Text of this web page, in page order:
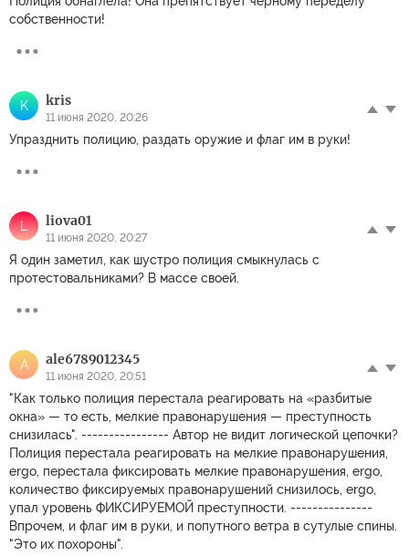
собственности!
K kris
11 июня 2020, 20:26
Упразднить полицию, раздать оружие и флаг им в руки!
L liova01
11 июня 2020, 20:27
Я один заметил, как шустро полиция смыкнулась с
протестовальниками? В массе своей.
A ale6789012345
11 июня 2020, 20:51
"Как только полиция перестала реагировать на «разбитые
окна» — то есть, мелкие правонарушения — преступность
снизилась". ---------------- Автор не видит логической цепочки?
Полиция перестала реагировать на мелкие правонарушения,
ergo, перестала фиксировать мелкие правонарушения, ergo,
количество фиксируемых правонарушений снизилось, ergo,
упал уровень ФИКСИРУЕМОЙ преступности. ---------------
Впрочем, и флаг им в руки, и попутного ветра в сутулые спины.
"Это их похороны".